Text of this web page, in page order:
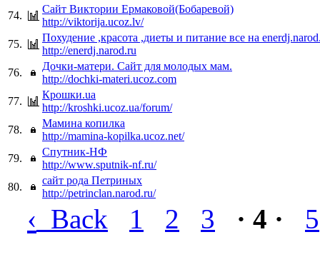
74.
Сайт Виктории Ермаковой(Бобаревой)
http://viktorija.ucoz.lv/
75.
Похудение ,красота ,диеты и питание все на
http://enerdj.narod.ru
76.
Дочки-матери. Сайт для молодых мам.
http://dochki-materi.ucoz.com
77.
Крошки.ua
http://kroshki.ucoz.ua/forum/
78.
Мамина копилка
http://mamina-kopilka.ucoz.net/
79.
Спутник-НФ
http://www.sputnik-nf.ru/
80.
сайт рода Петриных
http://petrinclan.narod.ru/
‹ Back 1 2 3 · 4 · 5